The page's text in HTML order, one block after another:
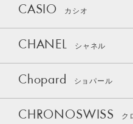
CASIO カシオ
CHANEL シャネル
Chopard ショパール
CHRONOSWISS ク